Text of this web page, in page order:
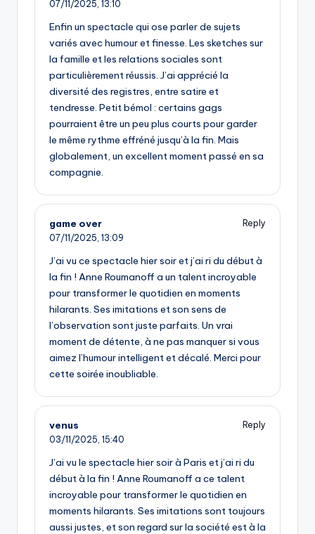
07/11/2025, 13:10
Enfin un spectacle qui ose parler de sujets
variés avec humour et finesse. Les sketches sur
la famille et les relations sociales sont
particulièrement réussis. J’ai apprécié la
diversité des registres, entre satire et
tendresse. Petit bémol : certains gags
pourraient être un peu plus courts pour garder
le même rythme effréné jusqu’à la fin. Mais
globalement, un excellent moment passé en sa
compagnie.
game over
Reply
07/11/2025, 13:09
J’ai vu ce spectacle hier soir et j’ai ri du début à
la fin ! Anne Roumanoff a un talent incroyable
pour transformer le quotidien en moments
hilarants. Ses imitations et son sens de
l’observation sont juste parfaits. Un vrai
moment de détente, à ne pas manquer si vous
aimez l’humour intelligent et décalé. Merci pour
cette soirée inoubliable.
venus
Reply
03/11/2025, 15:40
J’ai vu le spectacle hier soir à Paris et j’ai ri du
début à la fin ! Anne Roumanoff a ce talent
incroyable pour transformer le quotidien en
moments hilarants. Ses imitations sont toujours
aussi justes, et son regard sur la société est à la